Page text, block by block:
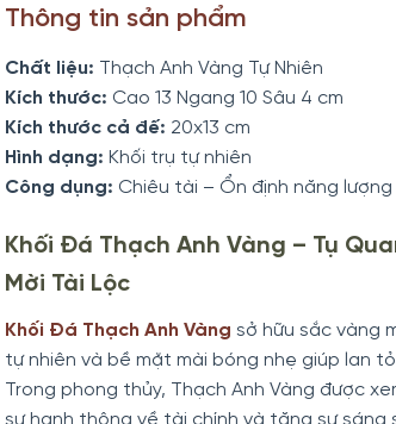
Thông tin sản phẩm
Chất liệu: Thạch Anh Vàng Tự Nhiên
Kích thước: Cao 13 Ngang 10 Sâu 4 cm
Kích thước cả đế: 20x13 cm
Hình dạng: Khối trụ tự nhiên
Công dụng: Chiêu tài – Ổn định năng
Khối Đá Thạch Anh Vàng – Tụ
Mời Tài Lộc
Khối Đá Thạch Anh Vàng sở hữu sắc vàng
tự nhiên và bề mặt mài bóng nhẹ giúp lan
Trong phong thủy, Thạch Anh Vàng được
sự hanh thông về tài chính và tăng sự